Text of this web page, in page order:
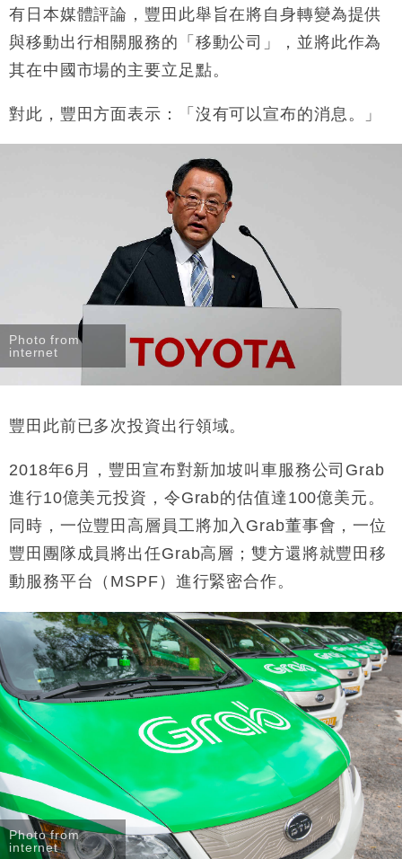
17:40
財經｜本港6月零售額連升14個月 珠寶鐘錶銷售升勢
最強
財經｜滙控重啟最多10億美元回購 派息比率目標維持
50%
有日本媒體評論，豐田此舉旨在將自身轉變為提供
與移動出行相關服務的「移動公司」，並將此作為
其在中國市場的主要立足點。
對此，豐田方面表示：「沒有可以宣布的消息。」
Photo from
internet
豐田此前已多次投資出行領域。
2018年6月，豐田宣布對新加坡叫車服務公司Grab
進行10億美元投資，令Grab的估值達100億美元。
同時，一位豐田高層員工將加入Grab董事會，一位
豐田團隊成員將出任Grab高層；雙方還將就豐田移
動服務平台（MSPF）進行緊密合作。
Photo from
internet